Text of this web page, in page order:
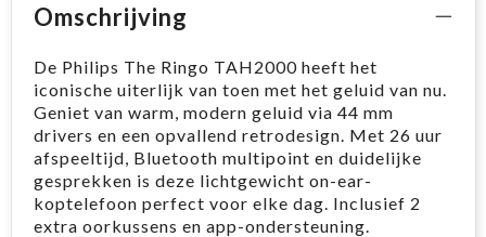
Omschrijving
De Philips The Ringo TAH2000 heeft het
iconische uiterlijk van toen met het geluid van nu.
Geniet van warm, modern geluid via 44 mm
drivers en een opvallend retrodesign. Met 26 uur
afspeeltijd, Bluetooth multipoint en duidelijke
gesprekken is deze lichtgewicht on-ear-
koptelefoon perfect voor elke dag. Inclusief 2
extra oorkussens en app-ondersteuning.